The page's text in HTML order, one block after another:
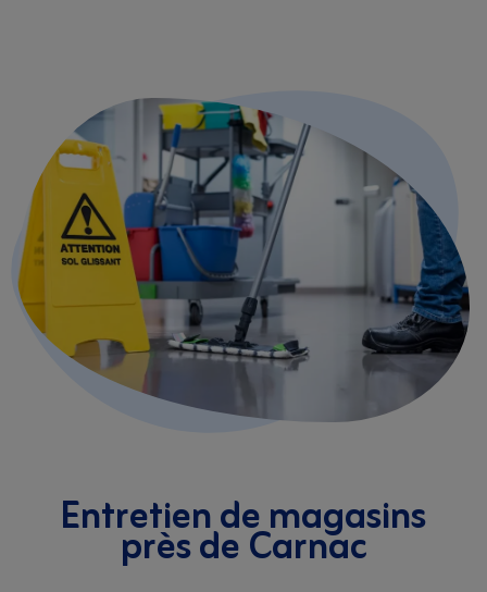
Entretien de magasins
près de Carnac